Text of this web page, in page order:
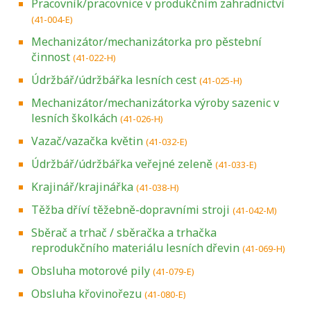
Pracovník/pracovnice v produkčním zahradnictví
(41-004-E)
Mechanizátor/mechanizátorka pro pěstební
činnost (41-022-H)
Údržbář/údržbářka lesních cest (41-025-H)
Mechanizátor/mechanizátorka výroby sazenic v
lesních školkách (41-026-H)
Vazač/vazačka květin (41-032-E)
Údržbář/údržbářka veřejné zeleně (41-033-E)
Krajinář/krajinářka (41-038-H)
Těžba dříví těžebně-dopravními stroji (41-042-M)
Sběrač a trhač / sběračka a trhačka
reprodukčního materiálu lesních dřevin (41-069-H)
Obsluha motorové pily (41-079-E)
Obsluha křovinořezu (41-080-E)